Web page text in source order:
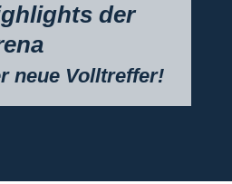
der
neue Volltreffer!